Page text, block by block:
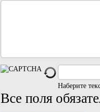
Наберите
Все поля